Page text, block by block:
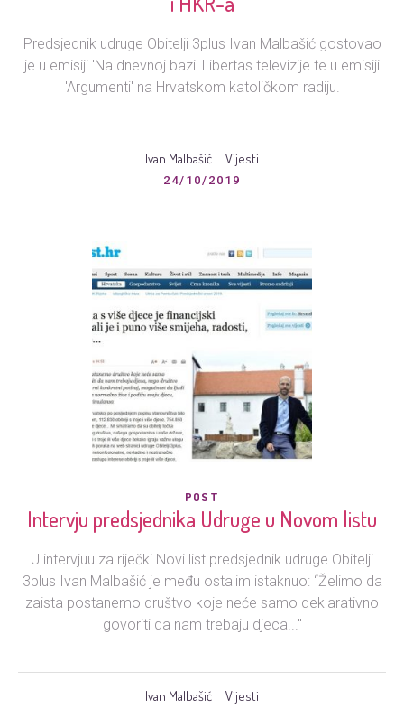
Predsjednik udruge Obitelji 3plus Ivan Malbašić gostovao
je u emisiji 'Na dnevnoj bazi' Libertas televizije te u emisiji
'Argumenti' na Hrvatskom katoličkom radiju.
Ivan Malbašić Vijesti
24/10/2019
POST
Intervju predsjednika Udruge u Novom listu
U intervjuu za riječki Novi list predsjednik udruge Obitelji
3plus Ivan Malbašić je među ostalim istaknuo: “Želimo da
zaista postanemo društvo koje neće samo deklarativno
govoriti da nam trebaju djeca..."
Ivan Malbašić Vijesti